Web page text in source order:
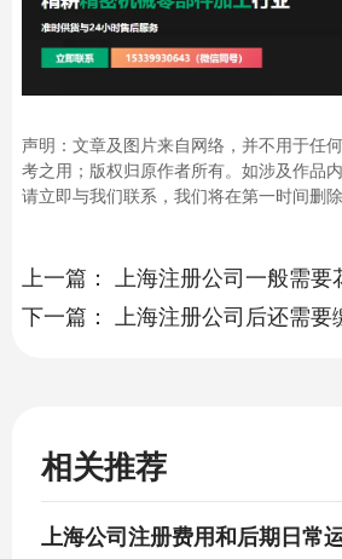
声明：文章及图片来自网络，并不用于任
考之用；版权归原作者所有。如涉及作品
请立即与我们联系，我们将在第一时间删除
上一篇：
上海注册公司一般需要
下一篇：
上海注册公司后还需
相关推荐
上海公司注册费用和后期日常